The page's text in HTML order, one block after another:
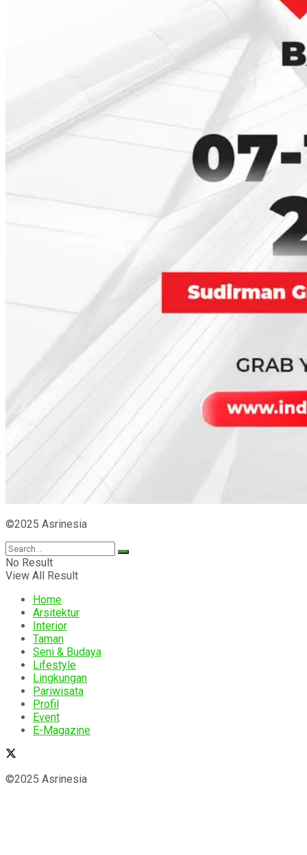
©2025 Asrinesia
No Result
View All Result
Home
Arsitektur
Interior
Taman
Seni & Budaya
Lifestyle
Lingkungan
Pariwisata
Profil
Event
E-Magazine
©2025 Asrinesia